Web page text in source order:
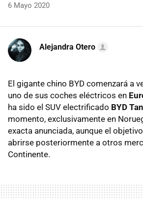
6 Mayo 2020
Alejandra Otero
El gigante chino BYD comenzará a
uno de sus coches eléctricos en
ha sido el SUV electrificado BYD
momento, exclusivamente en
exacta anunciada, aunque el
abrirse posteriormente a otros
Continente.